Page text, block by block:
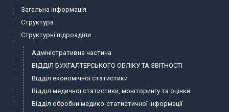
Загальна інформація
Структура
Структурні підрозділи
Адміністративна частина
ВІДДІЛ БУХГАЛТЕРСЬКОГО ОБЛІКУ ТА ЗВІТНОСТІ
Відділ економічної статистики
Відділ медичної статистики, моніторингу та оцінки
Відділ обробки медико-статистичної інформації